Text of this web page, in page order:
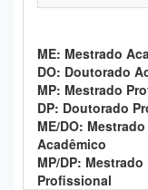
ME: Mestrado
DO: Doutorado
MP: Mestrado
DP: Doutorado
ME/DO:
Acadêmico
MP/DP:
Profissional